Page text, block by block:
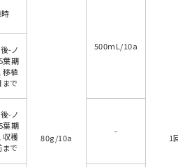
80g/10a
500mL/10a
1
-ノ
葉期
移植
で
-ノ
葉期
収穫
で
-